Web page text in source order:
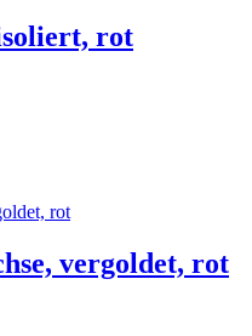
rot
vergoldet, rot